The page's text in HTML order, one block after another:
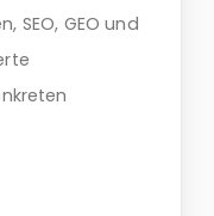
SEO, GEO und